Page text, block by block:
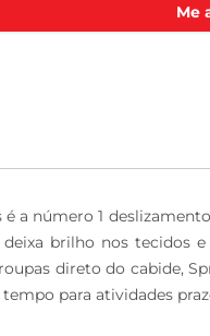
Me
número 1
brilho nos tecidos e
direto do cabide,
para atividades